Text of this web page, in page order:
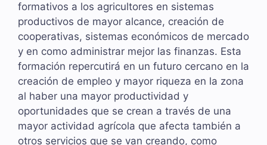
formativos a los agricultores en sistemas
productivos de mayor alcance, creación de
cooperativas, sistemas económicos de mercado
y en como administrar mejor las finanzas. Esta
formación repercutirá en un futuro cercano en la
creación de empleo y mayor riqueza en la zona
al haber una mayor productividad y
oportunidades que se crean a través de una
mayor actividad agrícola que afecta también a
otros servicios que se van creando, como